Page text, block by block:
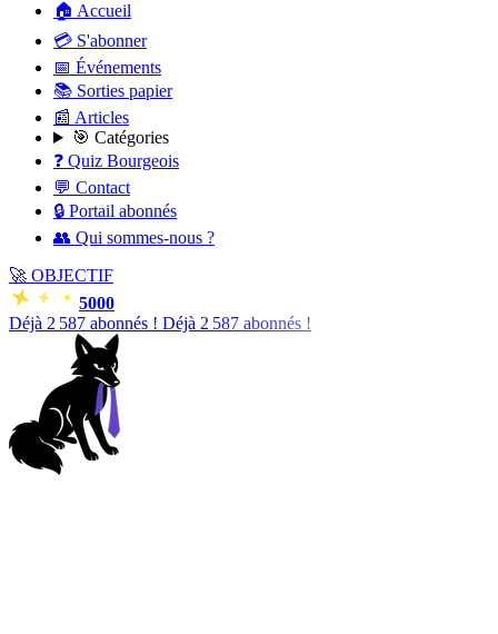
🏠 Accueil
💳 S'abonner
📅 Événements
📚 Sorties papier
📰 Articles
🎯 Catégories
❓ Quiz Bourgeois
💬 Contact
🔒 Portail abonnés
👥 Qui sommes-nous ?
🚀 OBJECTIF
5000
Déjà 2 588 abonnés ! Déjà 2 588 abonnés !